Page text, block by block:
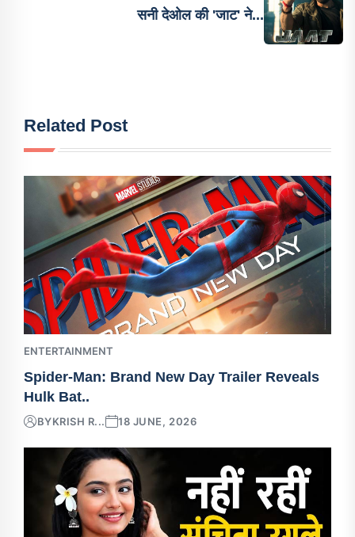
सनी देओल की 'जाट' ने...
Related Post
ENTERTAINMENT
Spider-Man: Brand New Day Trailer Reveals
Hulk Bat..
BYKRISH R... 18 JUNE, 2026